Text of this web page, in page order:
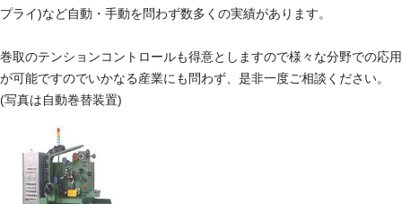
プライ)など自動・手動を問わず数多くの実績があります。
巻取のテンションコントロールも得意としますので様々な分野での応用
が可能ですのでいかなる産業にも問わず、是非一度ご相談ください。
(写真は自動巻替装置)